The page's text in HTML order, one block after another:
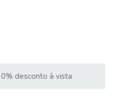
desconto à vista